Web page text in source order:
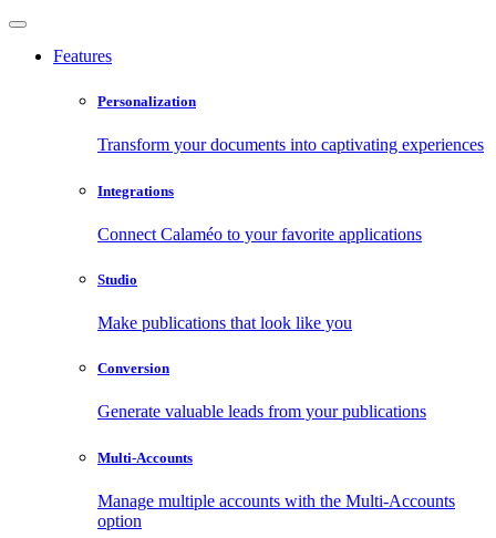
Features
Personalization
Transform your documents into captivating experiences
Integrations
Connect Calaméo to your favorite applications
Studio
Make publications that look like you
Conversion
Generate valuable leads from your publications
Multi-Accounts
Manage multiple accounts with the Multi-Accounts
option